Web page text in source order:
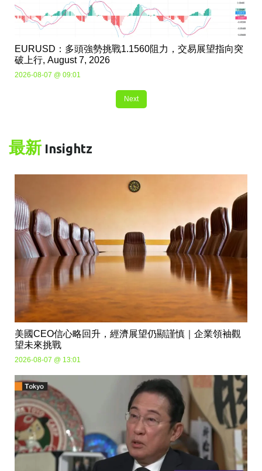
EURUSD：多頭強勢挑戰1.1560阻力，交易展望指向突
破上行, August 7, 2026
2026-08-07 @ 09:01
Next
最新 Insightz
美國CEO信心略回升，經濟展望仍顯謹慎｜企業領袖觀
望未來挑戰
2026-08-07 @ 13:01